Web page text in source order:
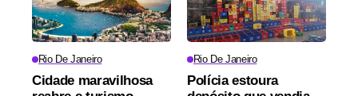
Rio De Janeiro
Cidade maravilhosa
Rio De Janeiro
Polícia estoura